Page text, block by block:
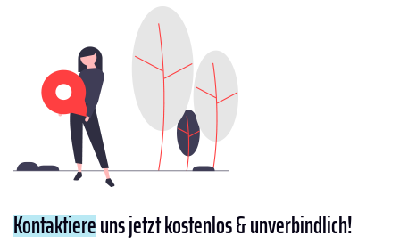
Kontaktiereuns jetzt kostenlos & unverbindlich!